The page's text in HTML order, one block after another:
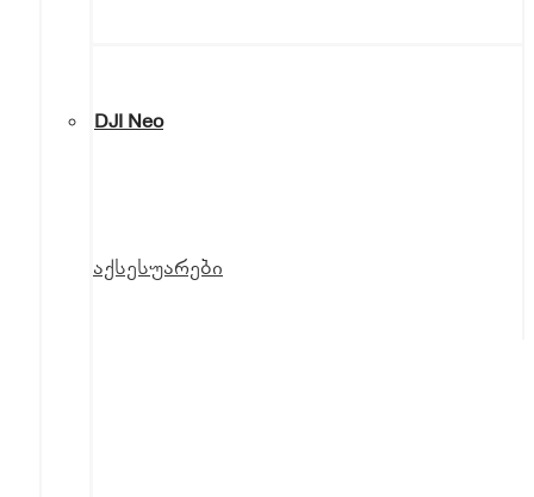
DJI Neo
აქსესუარები